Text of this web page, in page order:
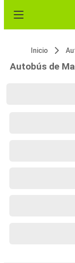
Inicio
Autobús de